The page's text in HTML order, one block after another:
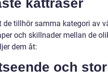
kattraser
de tillhör samma kategori av
och skillnader mellan de
dem åt:
och